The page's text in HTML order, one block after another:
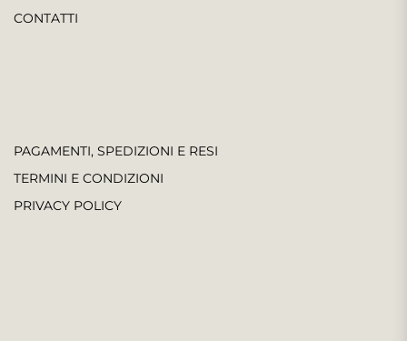
CONTATTI
PAGAMENTI, SPEDIZIONI E RESI
TERMINI E CONDIZIONI
PRIVACY POLICY